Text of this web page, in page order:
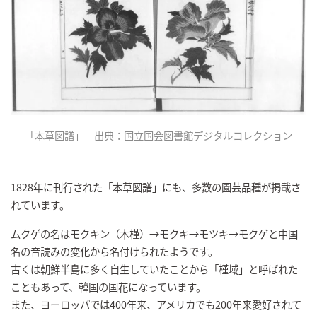
「本草図譜」 出典：国立国会図書館デジタルコレクション
1828年に刊行された「本草図譜」にも、多数の園芸品種が掲載さ
れています。
ムクゲの名はモクキン（木槿）→モクキ→モツキ→モクゲと中国
名の音読みの変化から名付けられたようです。
古くは朝鮮半島に多く自生していたことから「槿域」と呼ばれた
こともあって、韓国の国花になっています。
また、ヨーロッパでは400年来、アメリカでも200年来愛好されて